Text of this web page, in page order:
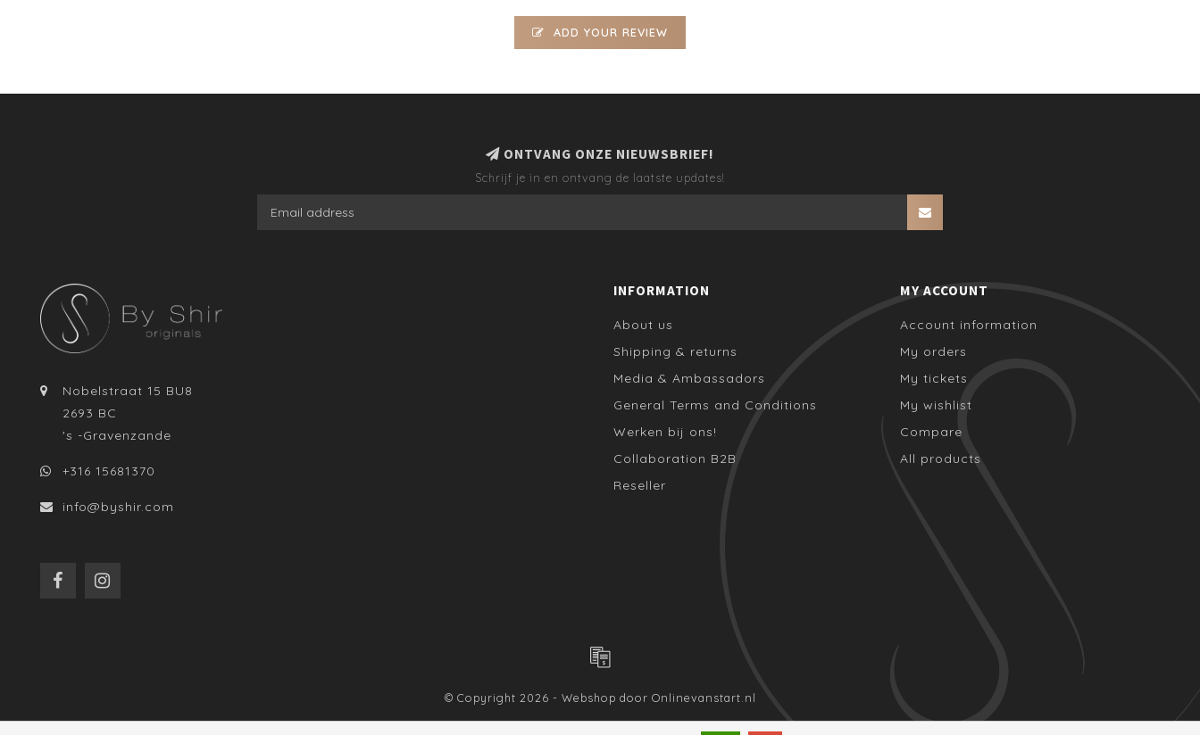
ADD YOUR REVIEW
ONTVANG ONZE NIEUWSBRIEF!
Schrijf je in en ontvang de laatste updates!
Nobelstraat 15 BU8
2693 BC
's -Gravenzande
+316 15681370
info@byshir.com
INFORMATION
About us
Shipping & returns
Media & Ambassadors
General Terms and Conditions
Werken bij ons!
Collaboration B2B
Reseller
MY ACCOUNT
Account information
My orders
My tickets
My wishlist
Compare
All products
© Copyright 2026 - Webshop door Onlinevanstart.nl